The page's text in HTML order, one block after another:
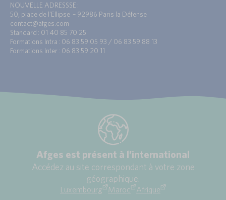
NOUVELLE ADRESSSE :
50, place de l’Ellipse – 92986 Paris la Défense
contact@afges.com
Standard : 01 40 85 70 25
Formations Intra : 06 83 59 05 93 / 06 83 59 88 13
Formations Inter : 06 83 59 20 11
Afges est présent à l’international
Accédez au site correspondant à votre zone
géographique.
Luxembourg Maroc Afrique